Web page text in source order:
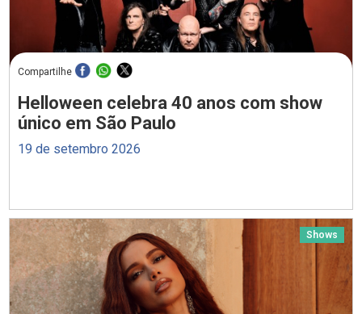
Compartilhe
Helloween celebra 40 anos com show
único em São Paulo
19 de setembro 2026
Shows